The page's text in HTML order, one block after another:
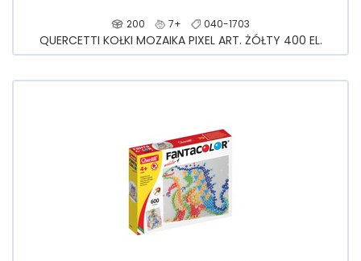
200 7+ 040-1703
QUERCETTI KOŁKI MOZAIKA PIXEL ART. ŻÓŁTY 400 EL.